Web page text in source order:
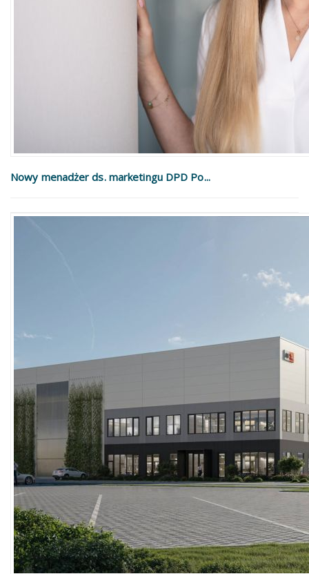
Nowy menadżer ds. marketingu DPD Po...